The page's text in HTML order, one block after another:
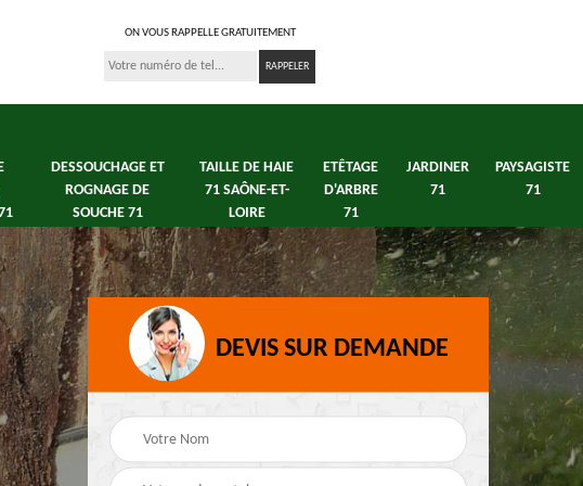
ON VOUS RAPPELLE GRATUITEMENT
DESSOUCHAGE ET
ROGNAGE DE
SOUCHE 71
TAILLE DE HAIE
71 SAÔNE-ET-
LOIRE
ETÊTAGE
D'ARBRE
71
JARDINER
71
PAYSAGISTE
71
d'arbres 71
et-Loire
Elagage arbre fruitier
71
DEVIS SUR DEMANDE